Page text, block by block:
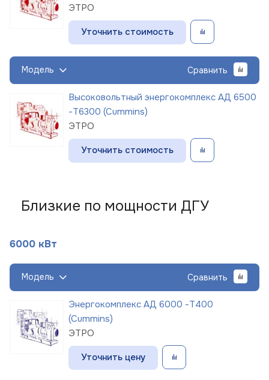
ЭТРО
Уточнить стоимость
Модель Сравнить
Высоковольтный энергокомплекс АД 6500
-Т6300 (Cummins)
ЭТРО
Уточнить стоимость
Близкие по мощности ДГУ
6000 кВт
Модель Сравнить
Энергокомплекс АД 6000 -Т400
(Cummins)
ЭТРО
Уточнить цену